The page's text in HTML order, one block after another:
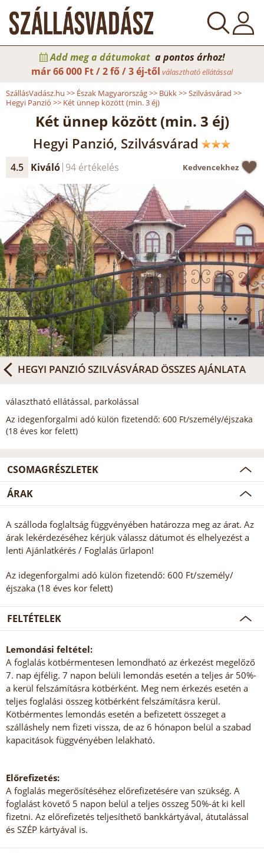
Add meg a dátumokat a pontos árhoz!
már66 000 Ft / 2 fő / 3 éj-től választható ellátással
SzállásVadász.hu >> Észak Magyarország>> Bükk>>Szilvásvárad >>
Hegyi Panzió >> Két ünnep között (min. 3 éj)
Két ünnep között (min. 3 éj)
Hegyi Panzió, Szilvásvárad
4.5 Kiváló 94 értékelés Kedvencekhez
HEGYI PANZIÓ SZILVÁSVÁRAD ÖSSZES AJÁNLATA
választható ellátással, parkolással
Az idegenforgalmi adó külön fizetendő: 600 Ft/személy/éjszaka
(18 éves kor felett)
CSOMAGRÉSZLETEK
ÁRAK
A szálloda foglaltság függvényében határozza meg az árat. Az
árak lekérdezéséhez kérjük válassz dátumot és elhelyezést a
lenti Ajánlatkérés / Foglalás űrlapon!
Az idegenforgalmi adó külön fizetendő: 600 Ft/személy/
éjszaka (18 éves kor felett)
FELTÉTELEK
Lemondási feltétel:
A foglalás kötbérmentesen lemondható az érkezést megelőző
7. nap éjfélig. 7 napon belüli lemondás esetén a teljes ár 50%-
a kerül felszámításra kötbérként. Meg nem érkezés esetén a
teljes foglalási összeg kötbérként felszámításra kerül.
Kötbérmentes lemondás esetén a befizetett összeget a
szálláshely nem fizeti vissza, de az 6 hónapon belül a szabad
kapacitások függvényében lelakható.
Előrefizetés:
A foglalás megerősítéséhez előrefizetésére van szükség. A
foglalást követő 5 napon belül a teljes összeg 50%-át ki kell
fizetni. Az előrefizetés teljesíthető bankkártyával, átutalással
és SZÉP kártyával is.